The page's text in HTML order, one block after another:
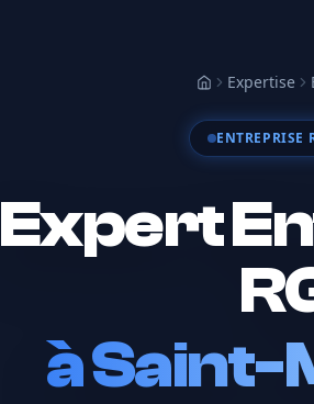
AccueilExpertise
ENTREPRISE
Expert
àSaint-